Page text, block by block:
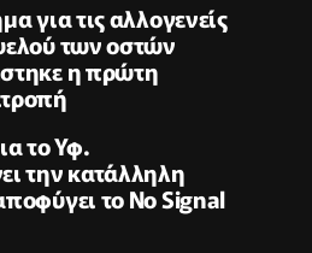
για τις αλλογενείς
των οστών
η πρώτη
το Υφ.
την κατάλληλη
το No Signal